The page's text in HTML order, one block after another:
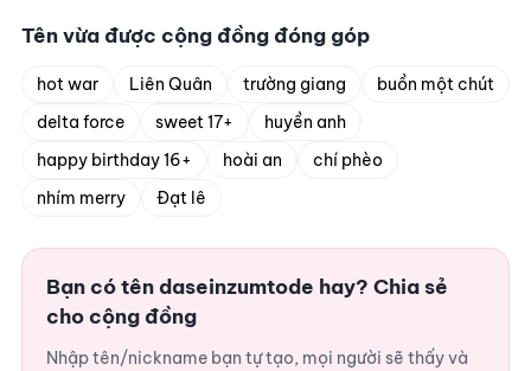
Tên vừa được cộng đồng đóng góp
hot war Liên Quân trường giang
buồn một chút
delta force
sweet 17+
huyền anh
happy birthday 16+
hoài an
chí phèo
nhím merry
Đạt lê
Bạn có tên daseinzumtode hay? Chia sẻ
cho cộng đồng
Nhập tên/nickname bạn tự tạo, mọi người sẽ thấy và